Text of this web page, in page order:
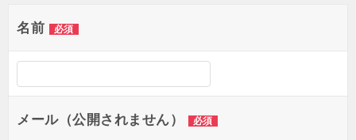
ゲ
ー
ン
名前 必須
メール（公開されません） 必須